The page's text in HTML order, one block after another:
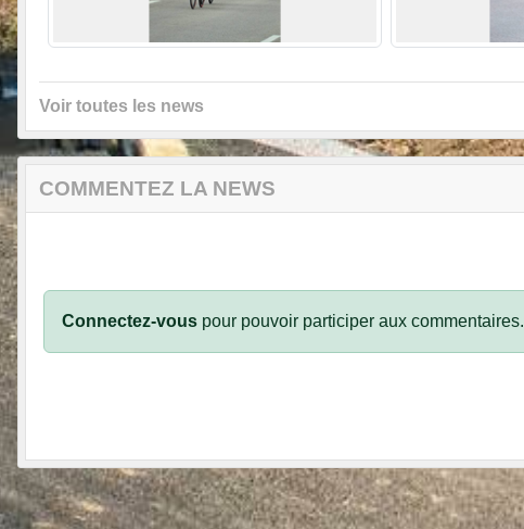
Voir toutes les news
COMMENTEZ LA NEWS
Connectez-vous pour pouvoir participer aux commentaires.